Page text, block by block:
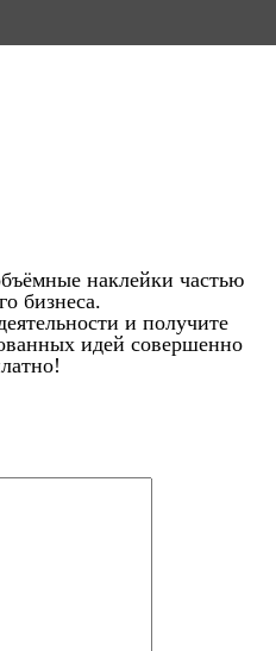
наклейки частью
бизнеса.
и получите
идей совершенно